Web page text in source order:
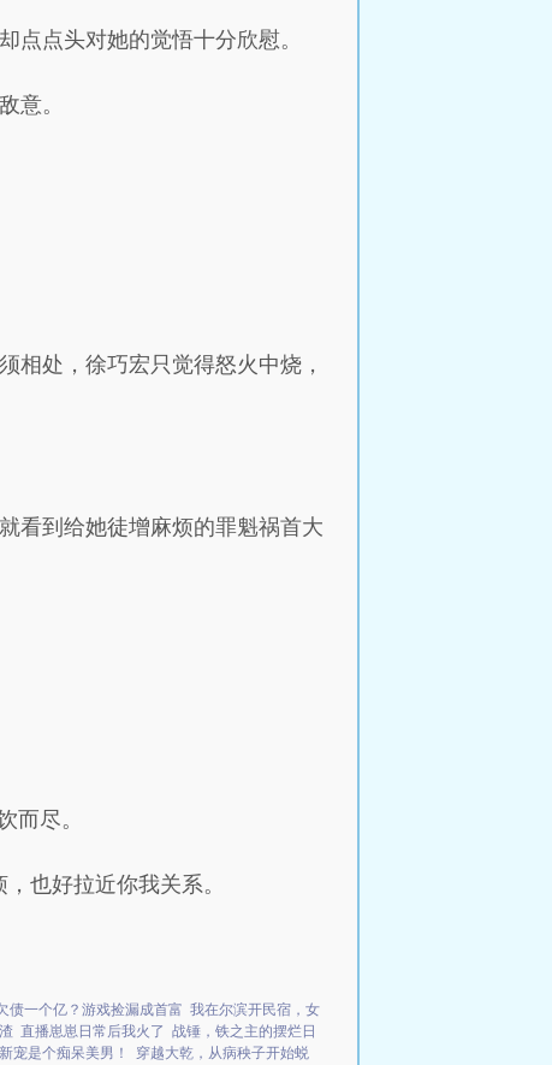
点点头对她的觉悟十分欣慰。
意。
相处，徐巧宏只觉得怒火中烧，
看到给她徒增麻烦的罪魁祸首大
而尽。
也好拉近你我关系。
债一个亿？游戏捡漏成首富 我在尔滨开民宿，女
直播崽崽日常后我火了 战锤，铁之主的摆烂日
宠是个痴呆美男！ 穿越大乾，从病秧子开始蜕